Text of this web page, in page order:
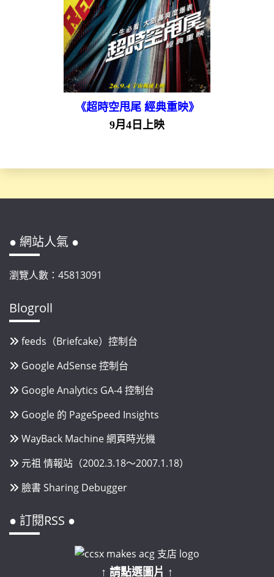
《超時空甩尾 經典重映》
9月4日上映
● 網站人氣 ●
瀏覽人數：45813091
Blogroll
feeds（Briefcake）控制台
Google AdSense 控制台
Google Analytics GA-4 控制台
Google 的 PageSpeed Insights
WayBack Machine 網頁時光機
元祖 情報站（2002.3.18～2007.1.18）
臉書 Sharing Debugger
● 訂閱RSS ●
↑ 請點選圖片 ↑